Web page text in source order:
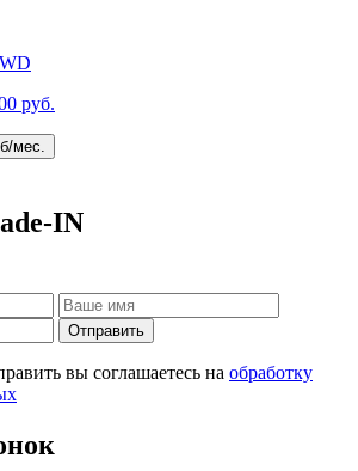
руб.
руб/мес.
IN
Отправить
вы соглашаетесь на обработку